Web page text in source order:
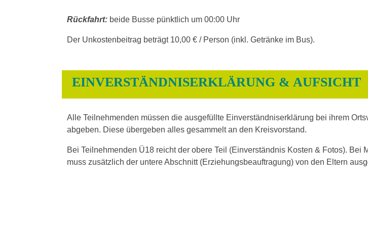
Rückfahrt: beide Busse pünktlich um 00:00 Uhr
Der Unkostenbeitrag beträgt 10,00 € / Person (inkl. Getränke im Bus).
EINVERSTÄNDNISERKLÄRUNG & AUFSICHT
Alle Teilnehmenden müssen die ausgefüllte Einverständniserklärung bei ihrem
abgeben. Diese übergeben alles gesammelt an den Kreisvorstand.
Bei Teilnehmenden Ü18 reicht der obere Teil (Einverständnis Kosten & Fotos). Bei
muss zusätzlich der untere Abschnitt (Erziehungsbeauftragung) von den Eltern